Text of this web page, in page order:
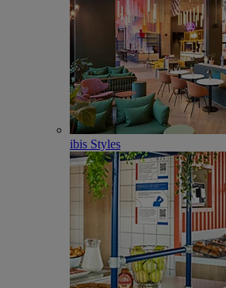
ibis Styles